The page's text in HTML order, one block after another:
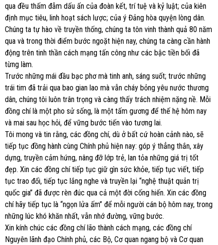
qua đều thấm đẫm dấu ấn của đoàn kết, trí tuệ và kỷ luật; của kiên
định mục tiêu, linh hoạt sách lược; của ý Đảng hòa quyện lòng dân.
Chúng ta tự hào về truyền thống, chúng ta tôn vinh thành quả 80 năm
qua và trong thời điểm bước ngoặt hiện nay, chúng ta càng cần hành
động trên tinh thần cách mạng tấn công như các bậc tiền bối đã
từng làm.
Trước những mái đầu bạc phơ mà tinh anh, sáng suốt; trước những
trái tim đã trải qua bao gian lao mà vẫn cháy bỏng yêu nước thương
dân, chúng tôi luôn trân trọng và càng thấy trách nhiệm nặng nề. Mỗi
đồng chí là một pho sử sống, là một tấm gương để thế hệ hôm nay
và mai sau học hỏi, để vững bước tiến vào tương lai.
Tôi mong và tin rằng, các đồng chí, dù ở bất cứ hoàn cảnh nào, sẽ
tiếp tục đồng hành cùng Chính phủ hiện nay: góp ý thẳng thắn, xây
dựng, truyền cảm hứng, nâng đỡ lớp trẻ, lan tỏa những giá trị tốt
đẹp. Xin các đồng chí tiếp tục giữ gìn sức khỏe, tiếp tục viết, tiếp
tục trao đổi, tiếp tục lắng nghe và truyền lại “nghệ thuật quản trị
quốc gia” đã được rèn đúc qua cả một đời cống hiến. Xin các đồng
chí hãy tiếp tục là “ngọn lửa ấm” để mỗi người cán bộ hôm nay, trong
những lúc khó khăn nhất, vẫn nhớ đường, vững bước.
Xin kính chúc các đồng chí lão thành cách mạng, các đồng chí
Nguyên lãnh đạo Chính phủ, các Bộ, Cơ quan ngang bộ và Cơ quan